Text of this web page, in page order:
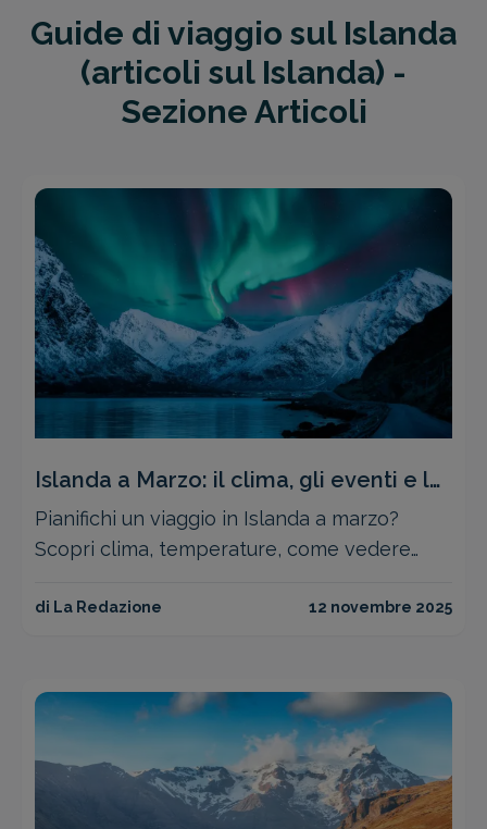
Guide di viaggio sul Islanda
(articoli sul Islanda) -
Sezione Articoli
Islanda a Marzo: il clima, gli eventi e le
attività
Pianifichi un viaggio in Islanda a marzo?
Scopri clima, temperature, come vedere
convenienti
di La Redazione 12 novembre 2025